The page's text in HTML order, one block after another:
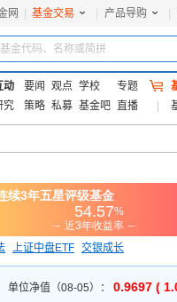
网 基金交易 产品导购
金代码、名称或简拼
动 要闻 观点 学校
专题
究
策略 私募 基金吧 直播
上证中盘ETF 交银成长
单位净值（08-05）： 0.9697 (